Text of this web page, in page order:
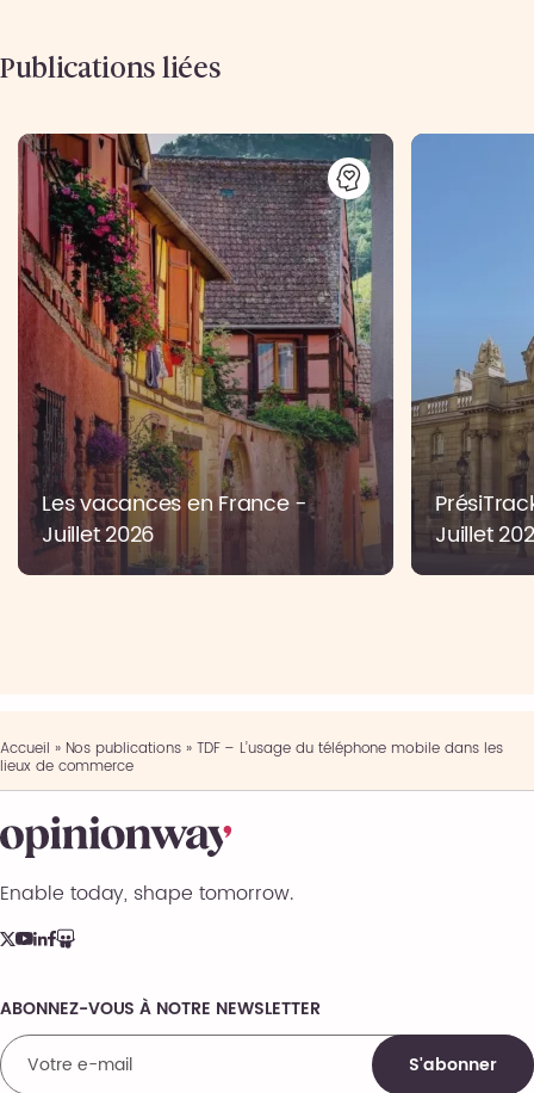
Publications liées
Les vacances en France -
Juillet 2026
Juillet
Accueil » Nos publications» TDF – L’usage du téléphone mobile dans les
lieux de commerce
Enable today, shape tomorrow.
Comments
ABONNEZ-VOUS À NOTRE NEWSLETTER
S'abonner